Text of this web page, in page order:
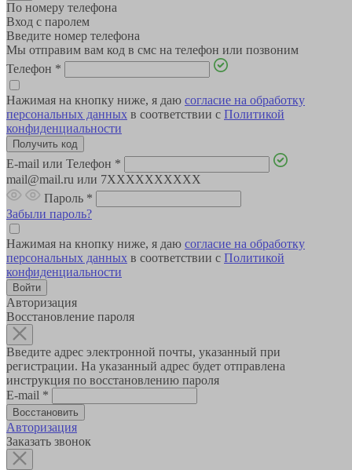
По номеру телефона
Вход с паролем
Введите номер телефона
Мы отправим вам код в смс на телефон или позвоним
Телефон *
Нажимая на кнопку ниже, я даю согласие на обработку
персональных данных в соответствии с Политикой
конфиденциальности
E-mail или Телефон *
mail@mail.ru или 7XXXXXXXXXX
Пароль *
Забыли пароль?
Нажимая на кнопку ниже, я даю согласие на обработку
персональных данных в соответствии с Политикой
конфиденциальности
Авторизация
Восстановление пароля
Введите адрес электронной почты, указанный при
регистрации. На указанный адрес будет отправлена
инструкция по восстановлению пароля
E-mail *
Авторизация
Заказать звонок